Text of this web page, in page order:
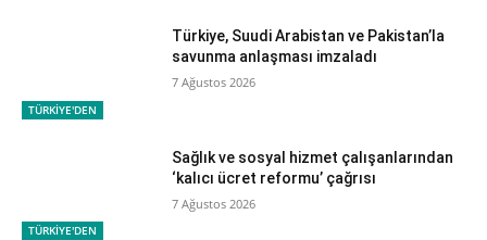
TÜRKİYE'DEN
Türkiye, Suudi Arabistan ve Pakistan’la
savunma anlaşması imzaladı
7 Ağustos 2026
TÜRKİYE'DEN
Sağlık ve sosyal hizmet çalışanlarından
‘kalıcı ücret reformu’ çağrısı
7 Ağustos 2026